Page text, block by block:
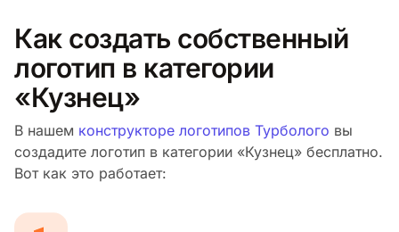
Как создать собственный
логотип в категории
«Кузнец»
В нашем конструкторе логотипов Турболого вы
создадите логотип в категории «Кузнец» бесплатно.
Вот как это работает: